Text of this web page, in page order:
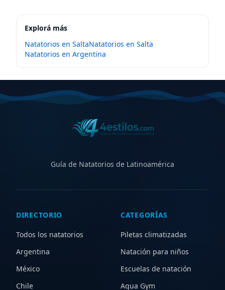
Explorá más
Natatorios en SaltaNatatorios en Salta
Natatorios en Argentina
Guía de Natatorios de Latinoamérica
DIRECTORIO
Todos los natatorios
Argentina
México
Chile
CATEGORÍAS
Piletas climatizadas
Natación para niños
Escuelas de natación
Aqua Gym